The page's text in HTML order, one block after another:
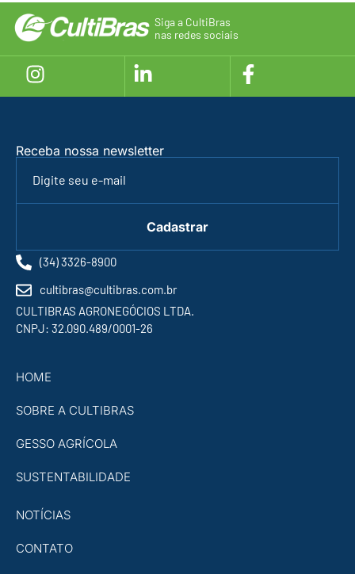
Siga a CultiBras
nas redes sociais
Receba nossa newsletter
Cadastrar
(34) 3326-8900
cultibras@cultibras.com.br
CULTIBRAS AGRONEGÓCIOS LTDA.
CNPJ: 32.090.489/0001-26
HOME
SOBRE A CULTIBRAS
GESSO AGRÍCOLA
SUSTENTABILIDADE
NOTÍCIAS
CONTATO